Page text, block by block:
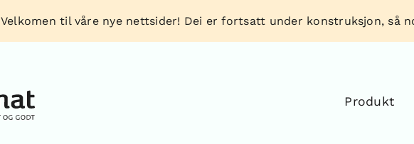
Velkomen til våre nye nettsider! Dei er fortsatt under konstruksjon, så
Produkt